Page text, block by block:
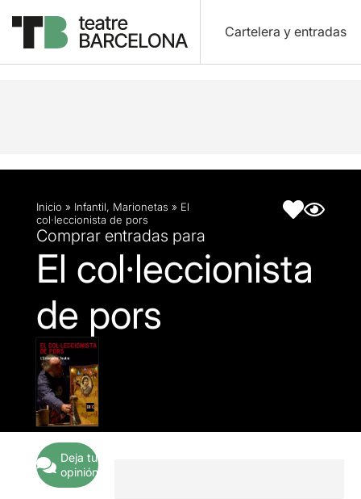
Cartelera y entradas
Descripción Ficha artística Fotos y vídeos
Inicio » Infantil, Marionetas » El
col·leccionista de pors
Comprar entradas para
El col·leccionista
de pors
Deja tu
opinión